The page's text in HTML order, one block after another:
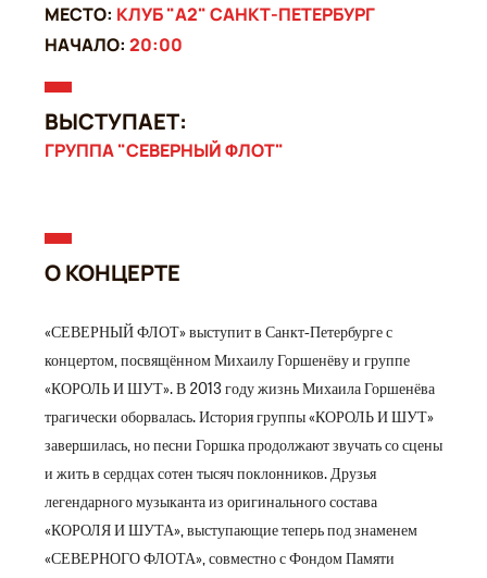
МЕСТО: КЛУБ "А2" САНКТ-ПЕТЕРБУРГ
НАЧАЛО: 20:00
ВЫСТУПАЕТ:
ГРУППА "СЕВЕРНЫЙ ФЛОТ"
О КОНЦЕРТЕ
«СЕВЕРНЫЙ ФЛОТ» выступит в Санкт-Петербурге с
концертом, посвящённом Михаилу Горшенёву и группе
«КОРОЛЬ И ШУТ». В 2013 году жизнь Михаила Горшенёва
трагически оборвалась. История группы «КОРОЛЬ И ШУТ»
завершилась, но песни Горшка продолжают звучать со сцены
и жить в сердцах сотен тысяч поклонников. Друзья
легендарного музыканта из оригинального состава
«КОРОЛЯ И ШУТА», выступающие теперь под знаменем
«СЕВЕРНОГО ФЛОТА», совместно с Фондом Памяти